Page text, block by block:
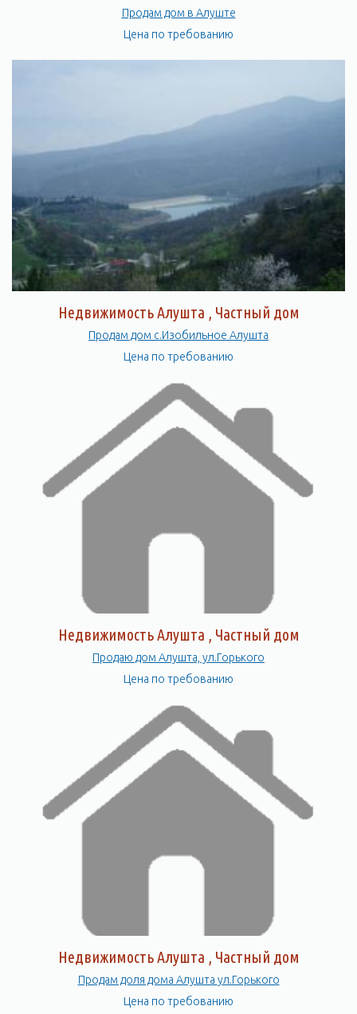
Продам дом в Алуште
Цена по требованию
Недвижимость Алушта , Частный дом
Продам дом с.Изобильное Алушта
Цена по требованию
Недвижимость Алушта , Частный дом
Продаю дом Алушта, ул.Горького
Цена по требованию
Недвижимость Алушта , Частный дом
Продам доля дома Алушта ул.Горького
Цена по требованию